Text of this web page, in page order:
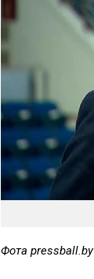
Фота pressball.by